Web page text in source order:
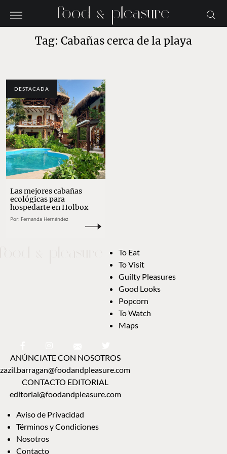
Tag: Cabañas cerca de la playa
DESTACADA
Las mejores cabañas
ecológicas para
hospedarte en Holbox
Por: Fernanda Hernández
To Eat
To Visit
Guilty Pleasures
Good Looks
Popcorn
To Watch
Maps
ANÚNCIATE CON NOSOTROS
zazil.barragan@foodandpleasure.com
CONTACTO EDITORIAL
editorial@foodandpleasure.com
Aviso de Privacidad
Términos y Condiciones
Nosotros
Contacto